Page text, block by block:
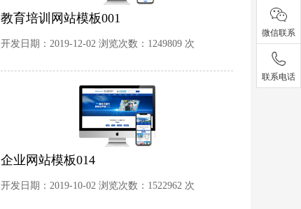
教育培训网站模板001
开发日期：2019-12-02 浏览次数：1249809 次
企业网站模板014
开发日期：2019-10-02 浏览次数：1522962 次
微信联系
联系电话